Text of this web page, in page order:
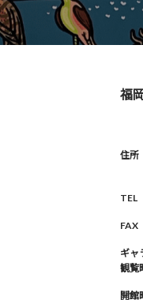
福
住所
TEL
FAX
ギャ
観覧
開館